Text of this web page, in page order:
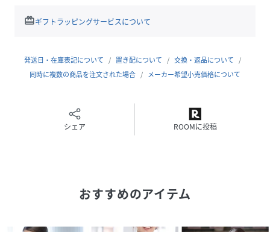
・シアーラインとメッシュで軽やかな印象
・端境期にぴったりの使いやすいアウター
【COORDINATE】
redeemギフトラッピングサービスについて
発送日・在庫表記について 置き配について
交換・返品について
同時に複数の商品を注文された場合
メーカー希望小売価格について
シェア ROOMに投稿
おすすめのアイテム